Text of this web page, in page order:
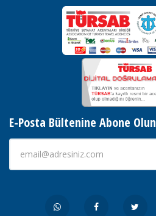
E-Posta Bültenine Abone Olun